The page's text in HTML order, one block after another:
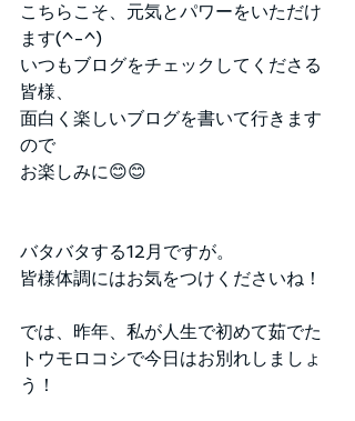
こちらこそ、元気とパワーをいただけ
ます(^-^)
いつもブログをチェックしてくださる
皆様、
面白く楽しいブログを書いて行きます
ので
お楽しみに😊😊
バタバタする12月ですが。
皆様体調にはお気をつけくださいね！
では、昨年、私が人生で初めて茹でた
トウモロコシで今日はお別れしましょ
う！